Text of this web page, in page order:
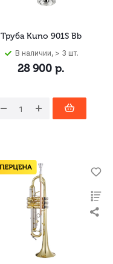
Труба Kuno 901S Bb
В наличии, > 3 шт.
28 900 р.